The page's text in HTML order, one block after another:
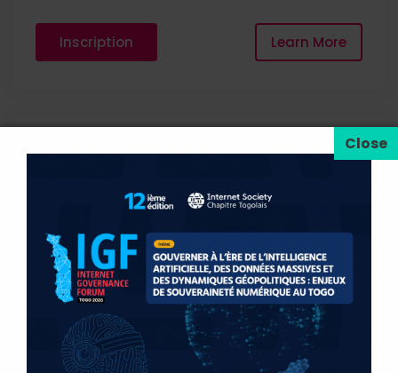
Inscription Learn More
Gouverner à l’ère de l’intelligence
et des dynamiques géopolitiques :
enjeux de souveraineté numérique
au Togo
19 juin 2026
08:30-18:00